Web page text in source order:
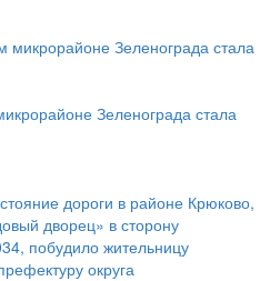
Зеленограда стала
дороги в районе Крюково,
дворец» в сторону
побудило жительницу
округа